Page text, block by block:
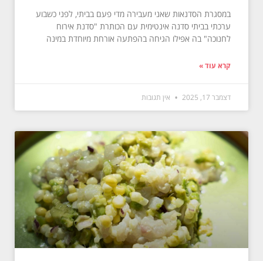
במסגרת הסדנאות שאני מעבירה מדי פעם בביתי, לפני כשבוע
ערכתי בביתי סדנה אינטימית עם הכותרת "סדנת אירוח
לחנוכה" בה אפילו הגיחה בהפתעה אורחת מיוחדת במינה
קרא עוד »
דצמבר 17, 2025 אין תגובות